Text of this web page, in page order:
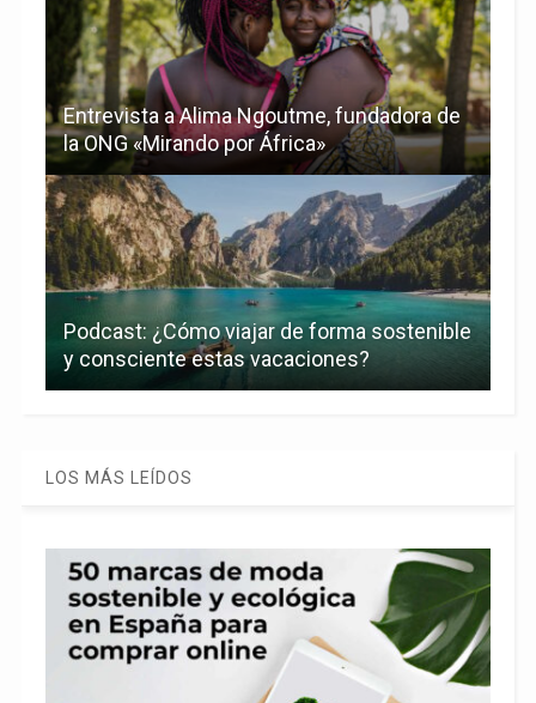
Entrevista a Alima Ngoutme, fundadora de
la ONG «Mirando por África»
Podcast: ¿Cómo viajar de forma sostenible
y consciente estas vacaciones?
LOS MÁS LEÍDOS